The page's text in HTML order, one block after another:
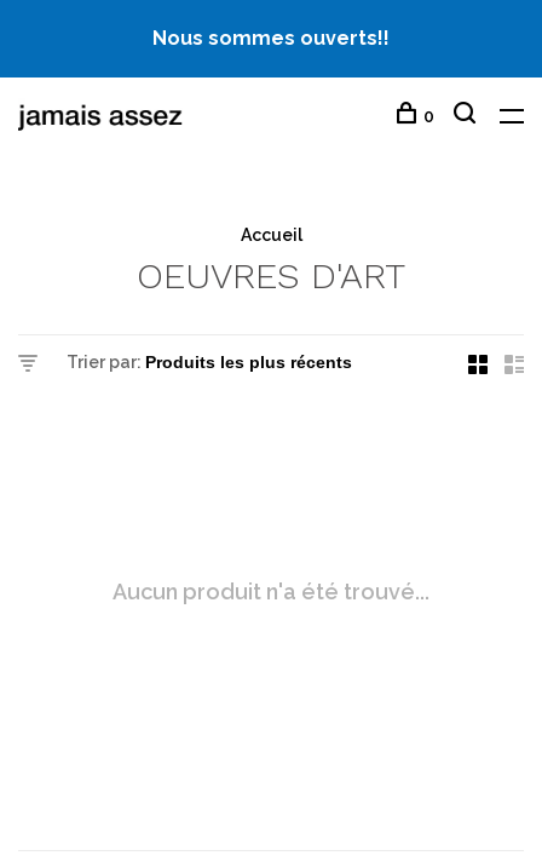
Nous sommes ouverts!!
0
Accueil
OEUVRES D'ART
Trier par:
Aucun produit n'a été trouvé...